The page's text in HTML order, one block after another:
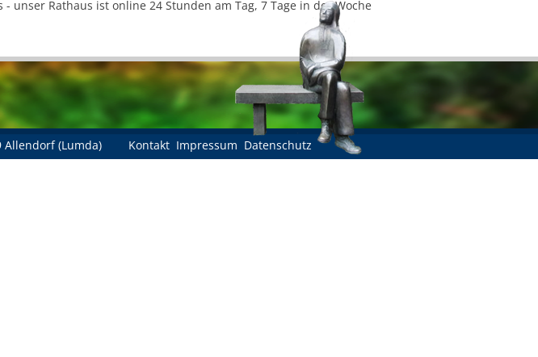
unser Rathaus ist online 24 Stunden am Tag, 7 Tage in der Woche
Allendorf (Lumda) Kontakt Impressum Datenschutz